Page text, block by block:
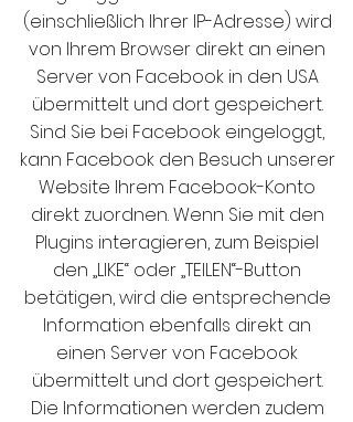
(einschließlich Ihrer IP-Adresse) wird
von Ihrem Browser direkt an einen
Server von Facebook in den USA
übermittelt und dort gespeichert.
Sind Sie bei Facebook eingeloggt,
kann Facebook den Besuch unserer
Website Ihrem Facebook-Konto
direkt zuordnen. Wenn Sie mit den
Plugins interagieren, zum Beispiel
den „LIKE“ oder „TEILEN“-Button
betätigen, wird die entsprechende
Information ebenfalls direkt an
einen Server von Facebook
übermittelt und dort gespeichert.
Die Informationen werden zudem